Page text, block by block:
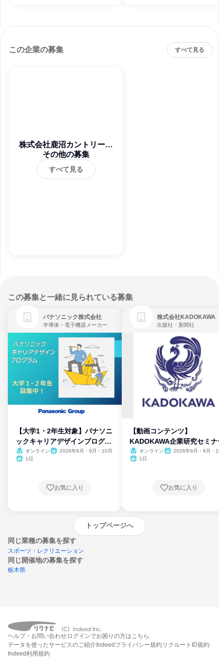
この企業の募集 すべて見る
株式会社鹿沼カントリー倶
楽部
その他の募集
すべて見る
この募集と一緒に見られている募集
パナソニック株式会社
半導体・電子機器メーカー
【大学1・2年生対象】パナソニ
ックキャリアデザインプログラ
ム
オンライン
2026年8月・9月・10月
1日
お気に入り
株式会社KADOKAWA
出版社・新聞社
【動画コンテンツ】
KADOKAWA企業研究セミナ
オンライン
2026年8月・9月・
1日
お気に入り
トップページへ
同じ業種の募集を探す
スポーツ・レクリエーション
同じ開催地の募集を探す
栃木県
エントリーするとプログラムの詳細案内を
受け取れるようになります
ヘルプ・お問い合わせ ログインでお困りの方はこちら
データを使ったサービスのご紹介 Indeedプライバシー規約 リクルートID規約
Indeed利用規約